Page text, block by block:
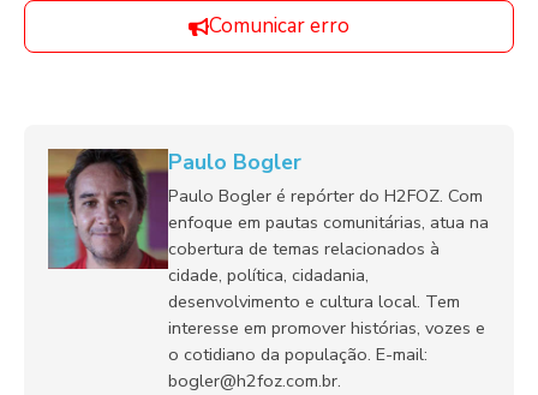
Comunicar erro
Paulo Bogler
Paulo Bogler é repórter do H2FOZ. Com
enfoque em pautas comunitárias, atua na
cobertura de temas relacionados à
cidade, política, cidadania,
desenvolvimento e cultura local. Tem
interesse em promover histórias, vozes e
o cotidiano da população. E-mail:
bogler@h2foz.com.br.